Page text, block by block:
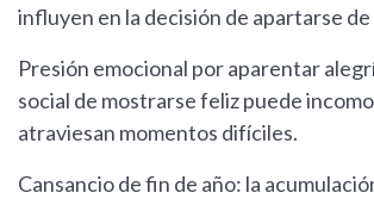
influyen en la decisión de apartarse
Presión emocional por aparentar
social de mostrarse feliz puede
atraviesan momentos difíciles.
Cansancio de fin de año: la